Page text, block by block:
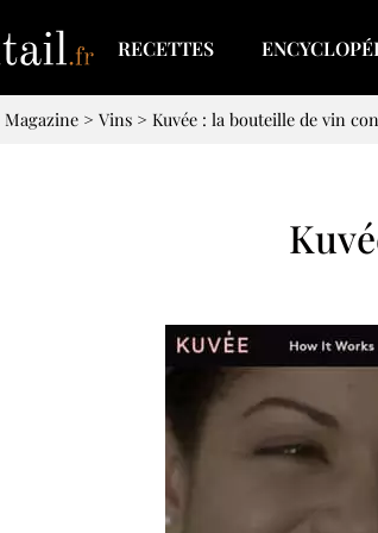
RECETTES
Magazine > Vins > Kuvée : la bouteille de vin